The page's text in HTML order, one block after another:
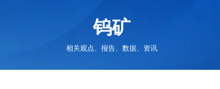
钨矿
相关观点、报告、数据、资讯